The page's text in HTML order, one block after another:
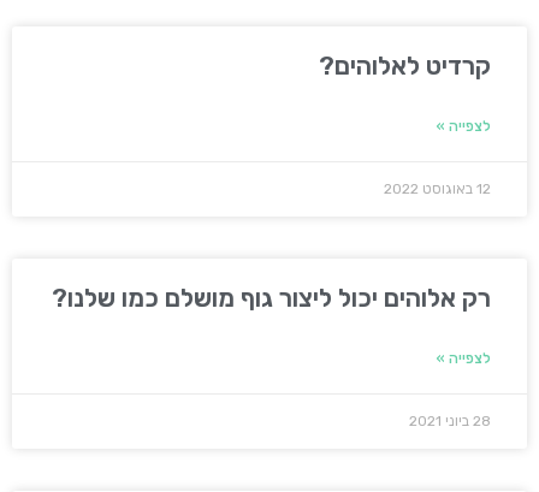
קרדיט לאלוהים?
לצפייה »
12 באוגוסט 2022
רק אלוהים יכול ליצור גוף מושלם כמו שלנו?
לצפייה »
28 ביוני 2021